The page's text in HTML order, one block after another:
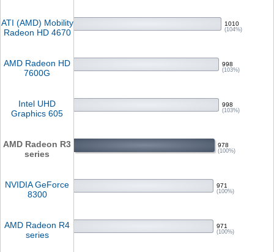
ATI (AMD) Mobility
Radeon HD 4670
1010
(104%)
AMD Radeon HD
7600G
998
(103%)
Intel UHD
Graphics 605
998
(103%)
AMD Radeon R3
series
978
(100%)
NVIDIA GeForce
8300
971
(100%)
AMD Radeon R4
series
971
(100%)